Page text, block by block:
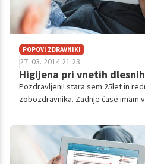
POPOVI ZDRAVNIKI
27. 03. 2014 21.23
Higijena pri vnetih dlesnih
Pozdravljeni! stara sem 25let in
zobozdravnika. Zadnje čase imam
vprašala, kako naj to ustavim, mi j...